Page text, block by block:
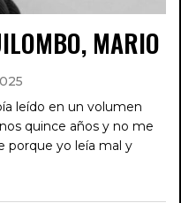
MARIO
leído en un volumen
quince años y no me
porque yo leía mal y